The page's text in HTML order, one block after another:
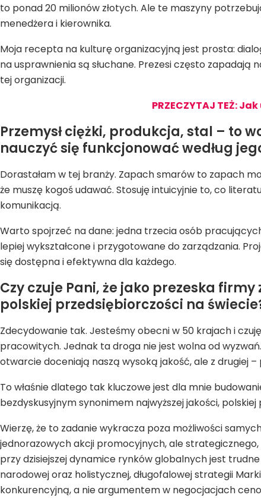
to ponad 20 milionów złotych. Ale te maszyny
menedżera i kierownika.
Moja recepta na kulturę organizacyjną jest prosta:
na usprawnienia są słuchane. Prezesi często
tej organizacji.
PRZECZYTAJ TEŻ:
Przemysł ciężki, produkcja, stal – to
nauczyć się funkcjonować według
Dorastałam w tej branży. Zapach smarów to zapach
że muszę kogoś udawać. Stosuję intuicyjnie to, co
komunikacją.
Warto spojrzeć na dane: jedna trzecia osób
lepiej wykształcone i przygotowane do zarządzania.
się dostępna i efektywna dla każdego.
Czy czuje Pani, że jako prezeska
polskiej przedsiębiorczości na
Zdecydowanie tak. Jesteśmy obecni w 50 krajach i
pracowitych. Jednak ta droga nie jest wolna od
otwarcie doceniają naszą wysoką jakość, ale z drugiej
To właśnie dlatego tak kluczowe jest dla mnie
bezdyskusyjnym synonimem najwyższej jakości,
Wierzę, że to zadanie wykracza poza możliwości
jednorazowych akcji promocyjnych, ale
przy dzisiejszej dynamice rynków globalnych jest
narodowej oraz holistycznej, długofalowej strategii
konkurencyjną, a nie argumentem w negocjacjach